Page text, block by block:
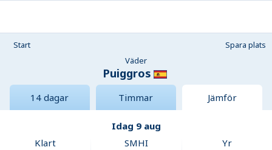
Start
Spara plats
Väder
Puiggros
14 dagar Timmar Jämför
Idag 9 aug
Klart
SMHI Yr